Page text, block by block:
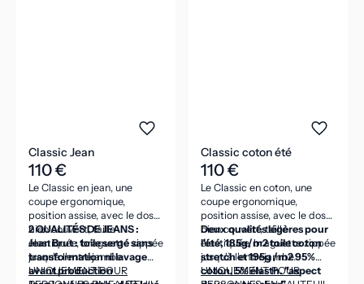
Classic Jean
110 €
Le Classic en jean, une
coupe ergonomique,
position assise, avec le dos
bien couvert, taille
élastiquée, braguette zippée
jusqu'à l'entrejambe.
2 QUALITÉS DE JEANS :
Jean Brut : toile sergé sans
transformation ni lavage
avant production
UNIQUEMENT POUR
Classic coton été
110 €
Le Classic en coton, une
coupe ergonomique,
position assise, avec le dos
bien couvert, taille
élastiquée, braguette zippée
jusqu'à l'entrejambe.
Deux qualités légères pour
l'été, 185g/m2 toile coton
stretch et 195g /m2 95%
coton, 5% élasth. "aspect
UNIQUEMENT POUR